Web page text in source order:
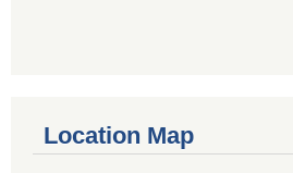
Location Map